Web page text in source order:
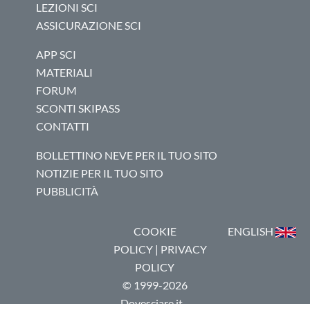
LEZIONI SCI
ASSICURAZIONE SCI
APP SCI
MATERIALI
FORUM
SCONTI SKIPASS
CONTATTI
BOLLETTINO NEVE PER IL TUO SITO
NOTIZIE PER IL TUO SITO
PUBBLICITÀ
COOKIE
POLICY| PRIVACY
POLICY
© 1999-2026
Dovesciare.it -
ENGLISH